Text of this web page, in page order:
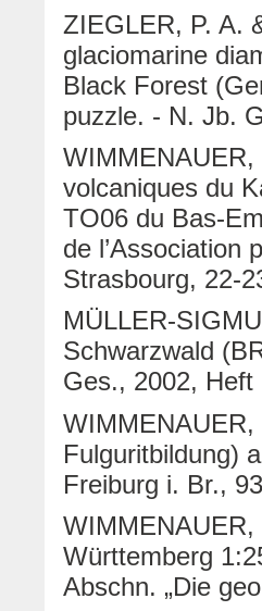
ZIEGLER, P. A.
glaciomarine
Black Forest
puzzle. - N. Jb.
volcaniques du
TO06 du Bas-
de l’Association
Strasbourg, 22-
MÜLLER-
Schwarzwald
Ges., 2002, Heft
Fulguritbildung)
Freiburg i. Br.,
Württemberg
Abschn. „Die